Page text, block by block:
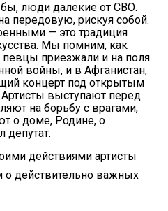
бы, люди далекие от СВО.
передовую, рискуя собой.
— это традиция
Мы помним, как
певцы приезжали и на поля
войны, и в Афганистан,
концерт под открытым
выступают перед
на борьбу с врагами,
о доме, Родине, о
депутат.
действиями артисты
действительно важных